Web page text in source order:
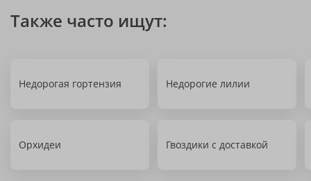
Также часто ищут:
Недорогая гортензия Недорогие лилии
Орхидеи Гвоздики с доставкой